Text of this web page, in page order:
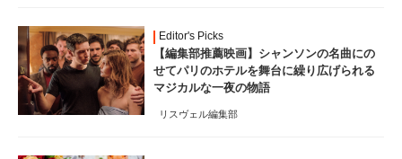
Editor's Picks
【編集部推薦映画】シャンソンの名曲にの
せてパリのホテルを舞台に繰り広げられる
マジカルな一夜の物語
リスヴェル編集部